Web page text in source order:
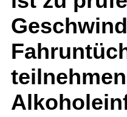
teilnehmen